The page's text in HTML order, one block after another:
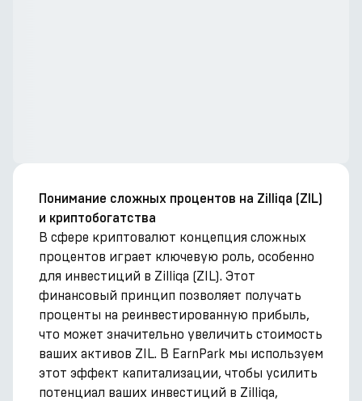
Понимание сложных процентов на Zilliqa (ZIL)
и криптобогатства
В сфере криптовалют концепция сложных
процентов играет ключевую роль, особенно
для инвестиций в Zilliqa (ZIL). Этот
финансовый принцип позволяет получать
проценты на реинвестированную прибыль,
что может значительно увеличить стоимость
ваших активов ZIL. В EarnPark мы используем
этот эффект капитализации, чтобы усилить
потенциал ваших инвестиций в Zilliqa,